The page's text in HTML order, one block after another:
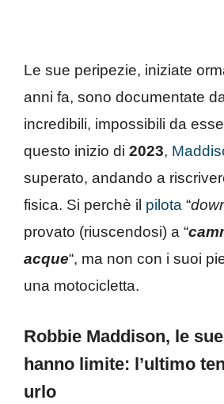
Le sue peripezie, iniziate
anni fa, sono documentate
incredibili, impossibili da
questo inizio di 2023,
superato, andando a
fisica. Si perchè il pilota “
provato (riuscendosi) a “
acque“, ma non con i suoi
una motocicletta.
Robbie Maddison, le
hanno limite: l’ultimo
urlo